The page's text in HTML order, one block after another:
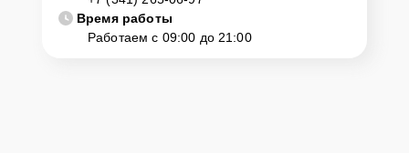
подъехать по адресу: г. Ижевск, ул. К. Маркса, 246.
Ответственность за
Время работы
Работаем с 09:00 до 21:00